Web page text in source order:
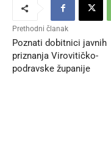
Prethodni članak
Poznati dobitnici javnih
priznanja Virovitičko-
podravske županije